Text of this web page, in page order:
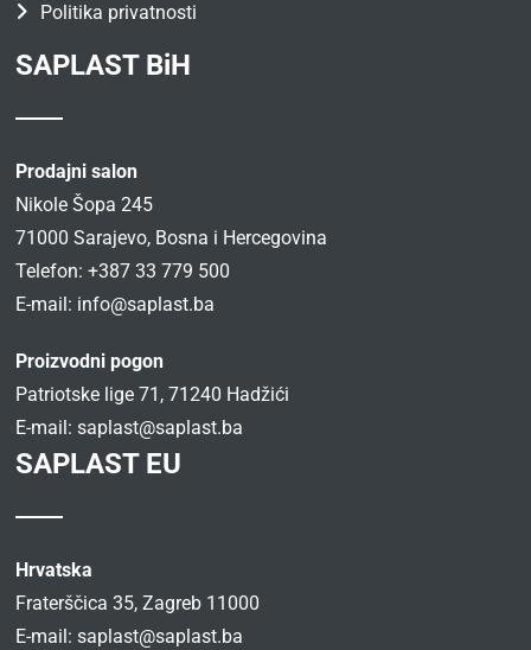
Politika privatnosti
SAPLAST BiH
Prodajni salon
Nikole Šopa 245
71000 Sarajevo, Bosna i Hercegovina
Telefon: +387 33 779 500
E-mail: info@saplast.ba
Proizvodni pogon
Patriotske lige 71, 71240 Hadžići
E-mail:saplast@saplast.ba
SAPLAST EU
Hrvatska
Fraterščica 35, Zagreb 11000
E-mail:saplast@saplast.ba